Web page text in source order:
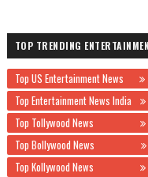
TOP TRENDING
Top US Entertainment News
Top Entertainment News India
Top Tollywood News
Top Bollywood News
Top Kollywood News